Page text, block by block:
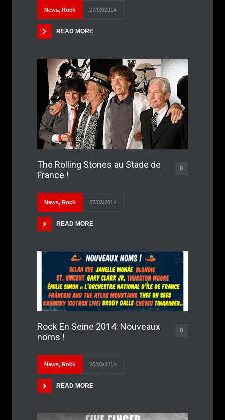
News, Rock 27/03/2014
READ MORE
The Rolling Stones au Stade de
France !
0
News, Rock 27/03/2014
READ MORE
Rock En Seine 2014: Nouveaux
noms !
0
News, Rock 25/03/2014
READ MORE